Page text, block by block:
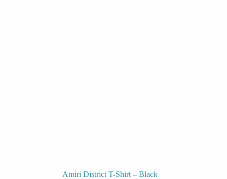
Amiri District T-Shirt – Black